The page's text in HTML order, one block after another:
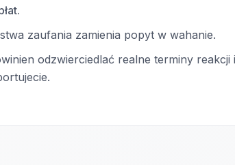
zaufania zamienia popyt w wahanie.
odzwierciedlać realne terminy reakcji